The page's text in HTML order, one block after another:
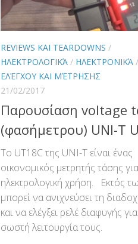
REVIEWS ΚΑΙ TEARDOWNS /
ΗΛΕΚΤΡΟΛΟΓΙΚΆ / ΗΛΕΚΤΡΟΝΙΚΆ /
ΕΛΈΓΧΟΥ ΚΑΙ ΜΈΤΡΗΣΗΣ
21/02/2017
Παρουσίαση voltage
(φασήμετρου) UNI-T
Το UT18C της UNI-T είναι ένας
οικονομικός μετρητής τάσης για
ηλεκτρολογική χρήση. Εκτός
μπορεί να ανιχνεύσει τη
και να ελέγξει ρελέ διαφυγής
σωστή λειτουργία τους.